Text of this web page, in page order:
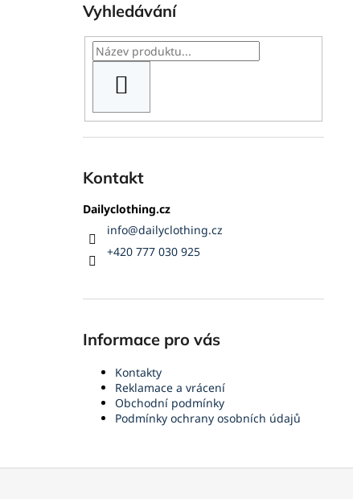
Vyhledávání
Kontakt
Dailyclothing.cz
info@dailyclothing.cz
+420 777 030 925
Informace pro vás
Kontakty
Reklamace a vrácení
Obchodní podmínky
Podmínky ochrany osobních údajů